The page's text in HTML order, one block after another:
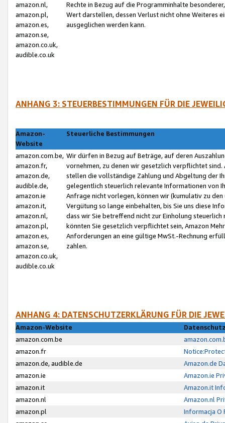
amazon.nl,
amazon.pl,
amazon.es,
amazon.se,
amazon.co.uk,
audible.co.uk
Rechte in Bezug auf die Programminhalte
Wert darstellen, dessen Verlust nicht ohne Weiteres
ausgeglichen werden kann.
ANHANG 3: STEUERBESTIMMUNGEN FÜR DIE
Amazon-
Website
Steuerliche Bestimmungen
amazon.com.be,
amazon.fr,
amazon.de,
audible.de,
amazon.ie
amazon.it,
amazon.nl,
amazon.pl,
amazon.es,
amazon.se,
amazon.co.uk,
audible.co.uk
Wir dürfen in Bezug auf Beträge, auf deren
vornehmen, zu denen wir gesetzlich verpflichtet
stellen die vollständige Zahlung und Abgeltung der
gelegentlich steuerlich relevante Informationen von
Anfrage nicht vorlegen, können wir (kumulativ zu
Vergütung so lange einbehalten, bis Sie uns diese
dass wir Sie betreffend nicht zur Einholung
könnten Sie gesetzlich verpflichtet sein, Amazon
Anforderungen an eine gültige MwSt.-Rechnung
zahlen.
ANHANG 4: DATENSCHUTZERKLÄRUNG FÜR DIE
Amazon-Website
amazon.com.be
amazon.fr
amazon.de, audible.de
Amazon.de
amazon.ie
Amazon.ie
amazon.it
Amazon.it
amazon.nl
Amazon.nl
amazon.pl
Informacja O